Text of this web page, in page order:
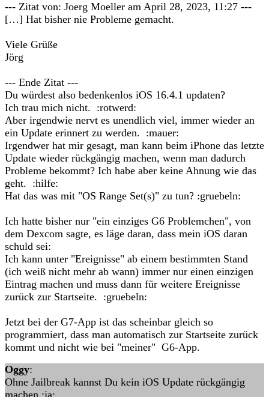
--- Zitat von: Joerg Moeller am April 28, 2023, 11:27 ---
[…] Hat bisher nie Probleme gemacht.
Viele Grüße
Jörg
--- Ende Zitat ---
Du würdest also bedenkenlos iOS 16.4.1 updaten?
Ich trau mich nicht. :rotwerd:
Aber irgendwie nervt es unendlich viel, immer wieder an
ein Update erinnert zu werden. :mauer:
Irgendwer hat mir gesagt, man kann beim iPhone das letzte
Update wieder rückgängig machen, wenn man dadurch
Probleme bekommt? Ich habe aber keine Ahnung wie das
geht. :hilfe:
Hat das was mit "OS Range Set(s)" zu tun? :gruebeln:
Ich hatte bisher nur "ein einziges G6 Problemchen", von
dem Dexcom sagte, es läge daran, dass mein iOS daran
schuld sei:
Ich kann unter "Ereignisse" ab einem bestimmten Stand
(ich weiß nicht mehr ab wann) immer nur einen einzigen
Eintrag machen und muss dann für weitere Ereignisse
zurück zur Startseite. :gruebeln:
Jetzt bei der G7-App ist das scheinbar gleich so
programmiert, dass man automatisch zur Startseite zurück
kommt und nicht wie bei "meiner" G6-App.
Oggy:
Ohne Jailbreak kannst Du kein iOS Update rückgängig
machen :ja: